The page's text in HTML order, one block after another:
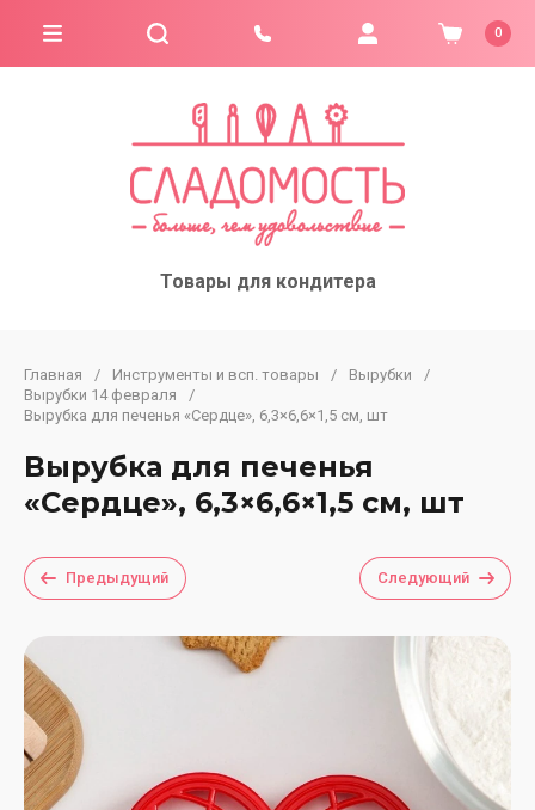
Товары для кондитера
0
Главная / Инструменты и всп. товары / Вырубки
/
Вырубки 14 февраля
/
Вырубка для печенья «Сердце», 6,3×6,6×1,5 см, шт
Вырубка для печенья
«Сердце», 6,3×6,6×1,5 см, шт
Предыдущий Следующий